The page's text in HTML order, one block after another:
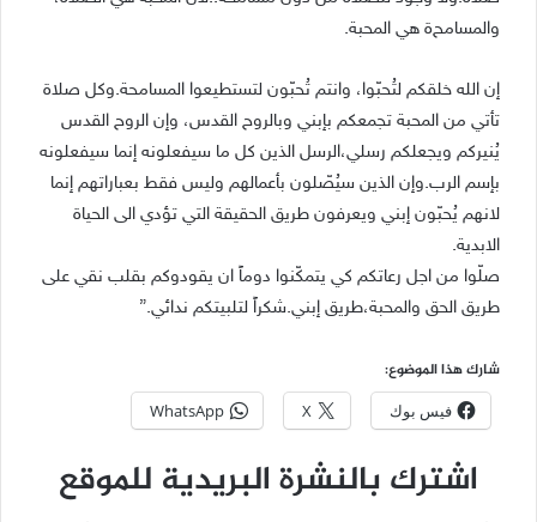
ﻭﺍﻟﻤﺴﺎﻣﺢﺓ ﻫﻲ ﺍﻟﻤﺤﺒﺔ.
ﺇﻥ ﺍﻟﻠﻪ ﺧﻠﻘﻜﻢ ﻟﺘُﺤﺒّﻮﺍ، ﻭﺍﻧﺘﻢ ﺗُﺤﺒّﻮﻥ ﻟﺘﺴﺘﻄﻴﻌﻮﺍ ﺍﻟﻤﺴﺎﻣﺤﺔ.ﻭﻛﻞ ﺻﻼ‌ﺓ
ﺗﺄﺗﻲ ﻣﻦ ﺍﻟﻤﺤﺒﺔ ﺗﺠﻤﻌﻜﻢ ﺑﺈﺑﻨﻲ ﻭﺑﺎﻟﺮﻭﺡ ﺍﻟﻘﺪﺱ، ﻭﺇﻥ ﺍﻟﺮﻭﺡ ﺍﻟﻘﺪﺱ
ﻳُﻨﻴﺮﻛﻢ ﻭﻳﺠﻌﻠﻜﻢ ﺭﺳﻠﻲ،ﺍﻟﺮﺳﻞ ﺍﻟﺬﻳﻦ ﻛﻞ ﻣﺎ ﺳﻴﻔﻌﻠﻮﻧﻪ ﺇﻧﻤﺎ ﺳﻴﻔﻌﻠﻮﻧﻪ
ﺑﺈﺳﻢ ﺍﻟﺮﺏ.ﻭﺇﻥ ﺍﻟﺬﻳﻦ ﺳﻴُﺼّﻠﻮﻥ ﺑﺄﻋﻤﺎﻟﻬﻢ ﻭﻟﻴﺲ ﻓﻘﻂ ﺑﻌﺒﺎﺭﺍﺗﻬﻢ ﺇﻧﻤﺎ
ﻻ‌ﻧﻬﻢ ﻳُﺤﺒّﻮﻥ ﺇﺑﻨﻲ ﻭﻳﻌﺮﻓﻮﻥ ﻃﺮﻳﻖ ﺍﻟﺤﻘﻴﻘﺔ ﺍﻟﺘﻲ ﺗﺆﺩﻱ ﺍﻟﻰ ﺍﻟﺤﻴﺎﺓ
ﺍﻻ‌ﺑﺪﻳﺔ.
ﺻﻠّﻮﺍ ﻣﻦ ﺍﺟﻞ ﺭﻋﺎﺗﻜﻢ ﻛﻲ ﻳﺘﻤﻜّﻨﻮﺍ ﺩﻭﻣﺎً ﺍﻥ ﻳﻘﻮﺩﻭﻛﻢ ﺑﻘﻠﺐ ﻧﻘﻲ ﻋﻠﻰ
ﻃﺮﻳﻖ ﺍﻟﺤﻖ ﻭﺍﻟﻤﺤﺒﺔ،ﻃﺮﻳﻖ ﺇﺑﻨﻲ.ﺷﻜﺮﺍً ﻟﺘﻠﺒﻴﺘﻜﻢ ﻧﺪﺍﺋﻲ.”
شارك هذا الموضوع:
فيس بوك X
WhatsApp
اشترك بالنشرة البريدية للموقع